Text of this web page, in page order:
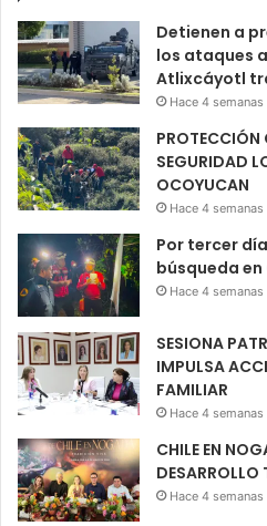
Detienen a
los ataques
Atlixcáyotl
Hace 4 semanas
PROTECCIÓN
SEGURIDAD
OCOYUCAN
Hace 4 semanas
Por tercer
búsqueda
Hace 4 semanas
SESIONA
IMPULSA
FAMILIAR
Hace 4 semanas
CHILE EN
Hace 4 semanas